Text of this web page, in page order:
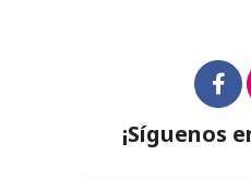
¡Síguenos